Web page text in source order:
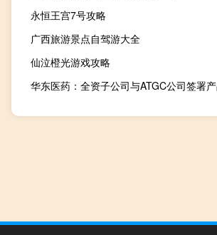
永恒王宫7号攻略
广西旅游景点自驾游大全
仙泣橙光游戏攻略
华东医药：全资子公司与ATGC公司签署